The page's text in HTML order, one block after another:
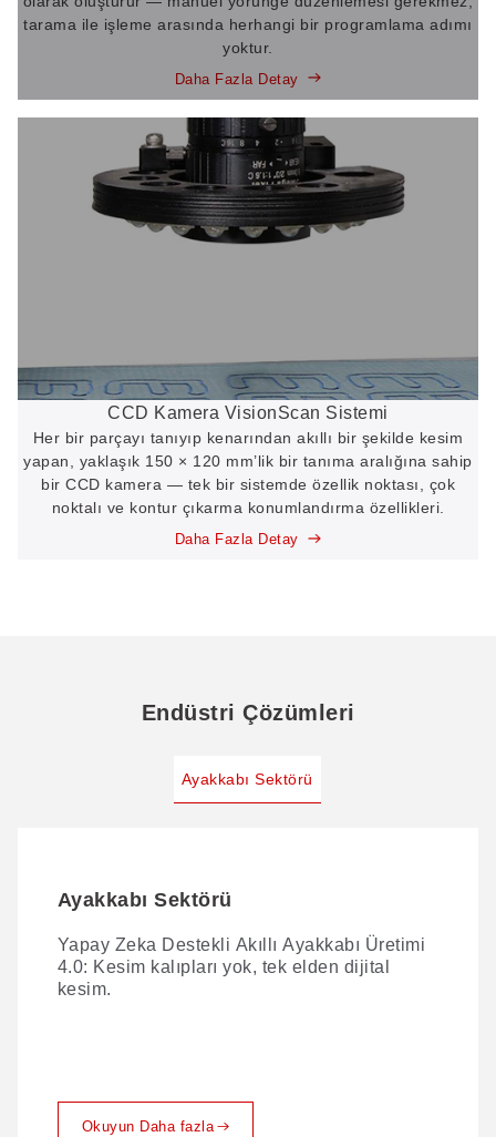
tarama ile işleme arasında herhangi bir programlama adımı
yoktur.
Daha Fazla Detay
CCD Kamera VisionScan Sistemi
Her bir parçayı tanıyıp kenarından akıllı bir şekilde kesim
yapan, yaklaşık 150 × 120 mm’lik bir tanıma aralığına sahip
bir CCD kamera — tek bir sistemde özellik noktası, çok
noktalı ve kontur çıkarma konumlandırma özellikleri.
Daha Fazla Detay
Endüstri Çözümleri
Ayakkabı Sektörü
Ayakkabı Sektörü
Yapay Zeka Destekli Akıllı Ayakkabı Üretimi
4.0: Kesim kalıpları yok, tek elden dijital
kesim.
Okuyun Daha fazla